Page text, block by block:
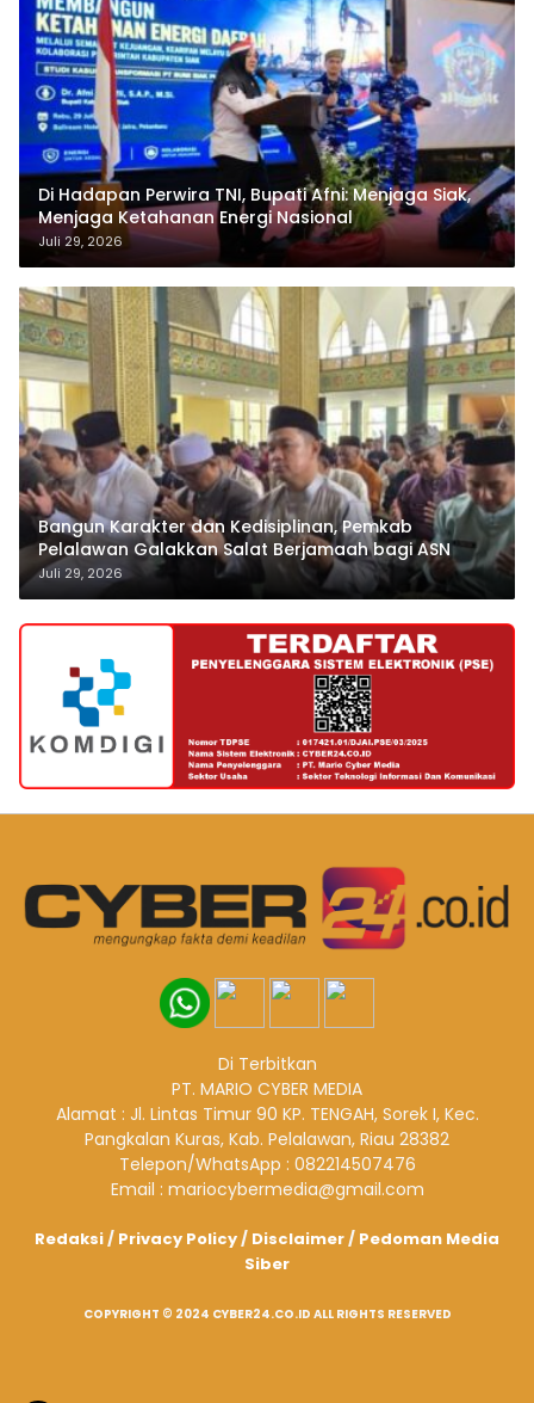
Di Hadapan Perwira TNI, Bupati Afni: Menjaga Siak,
Menjaga Ketahanan Energi Nasional
Juli 29, 2026
Bangun Karakter dan Kedisiplinan, Pemkab
Pelalawan Galakkan Salat Berjamaah bagi ASN
Juli 29, 2026
Di Terbitkan
PT. MARIO CYBER MEDIA
Alamat : Jl. Lintas Timur 90 KP. TENGAH, Sorek I, Kec.
Pangkalan Kuras, Kab. Pelalawan, Riau 28382
Telepon/WhatsApp : 082214507476
Email : mariocybermedia@gmail.com
Redaksi/ Privacy Policy/ Disclaimer/ Pedoman Media
Siber
COPYRIGHT © 2024 CYBER24.CO.ID ALL RIGHTS RESERVED